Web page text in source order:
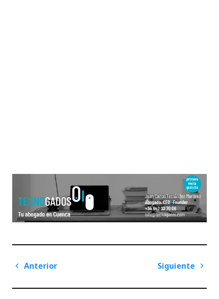
Navegación
entradas
Anterior
Siguiente